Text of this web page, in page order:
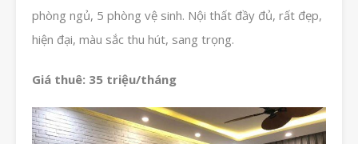
phòng ngủ, 5 phòng vệ sinh. Nội thất đầy đủ, rất đẹp,
hiện đại, màu sắc thu hút, sang trọng.
Giá thuê: 35 triệu/tháng